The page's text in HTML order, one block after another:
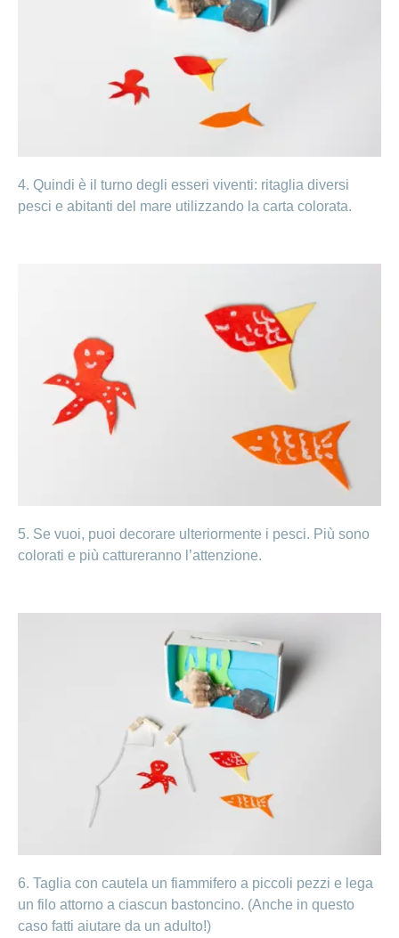
4. Quindi è il turno degli esseri viventi: ritaglia diversi
pesci e abitanti del mare utilizzando la carta colorata.
5. Se vuoi, puoi decorare ulteriormente i pesci. Più sono
colorati e più cattureranno l’attenzione.
6. Taglia con cautela un fiammifero a piccoli pezzi e lega
un filo attorno a ciascun bastoncino. (Anche in questo
caso fatti aiutare da un adulto!)